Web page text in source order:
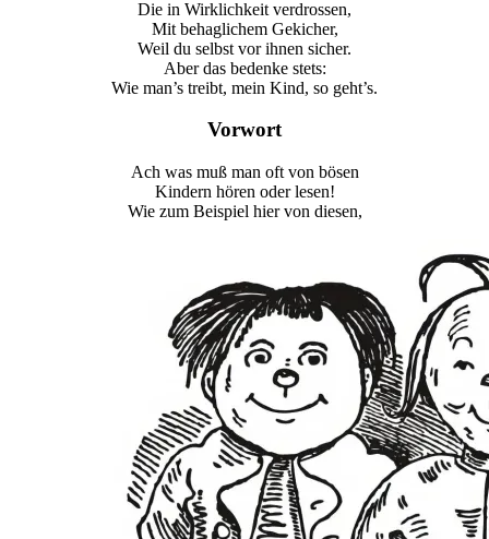
Die in Wirklichkeit verdrossen,
Mit behaglichem Gekicher,
Weil du selbst vor ihnen sicher.
Aber das bedenke stets:
Wie man’s treibt, mein Kind, so geht’s.
Vorwort
Ach was muß man oft von bösen
Kindern hören oder lesen!
Wie zum Beispiel hier von diesen,